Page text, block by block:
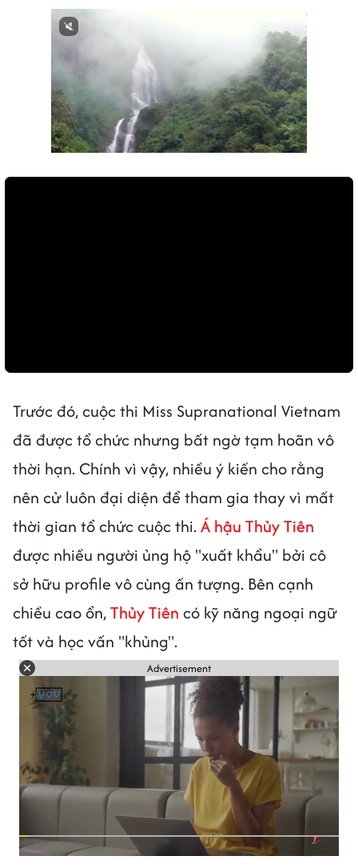
Next video in 1 Cancel
Trước đó, cuộc thi Miss Supranational Vietnam
đã được tổ chức nhưng bất ngờ tạm hoãn vô
thời hạn. Chính vì vậy, nhiều ý kiến cho rằng
nên cử luôn đại diện để tham gia thay vì mất
thời gian tổ chức cuộc thi.Á hậu Thủy Tiên
được nhiều người ủng hộ "xuất khẩu" bởi cô
sở hữu profile vô cùng ấn tượng. Bên cạnh
chiều cao ổn,Thủy Tiên có kỹ năng ngoại ngữ
tốt và học vấn "khủng".
Advertisement